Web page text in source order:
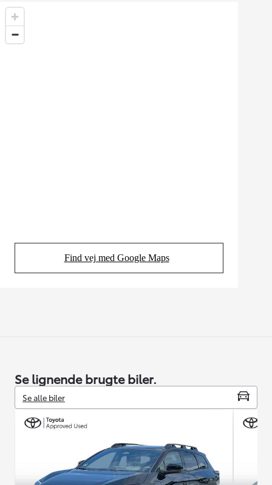
Find vej med Google Maps
(Opens in new tab)
Se lignende brugte biler.
Se alle biler